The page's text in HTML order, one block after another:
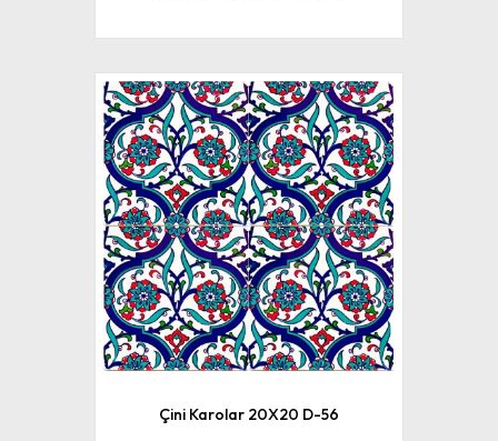
Çini Karolar 20X20 D-56